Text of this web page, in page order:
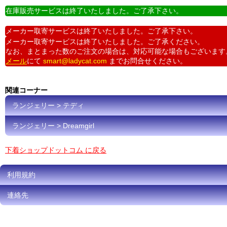
在庫販売サービスは終了いたしました。ご了承下さい。
メーカー取寄サービスは終了いたしました。ご了承下さい。
メーカー取寄サービスは終了いたしました。ご了承ください。
なお、まとまった数のご注文の場合は、対応可能な場合もございます
メールにて smart@ladycat.com までお問合せください。
関連コーナー
ランジェリー > テディ
ランジェリー > Dreamgirl
下着ショップドットコム に戻る
利用規約
連絡先